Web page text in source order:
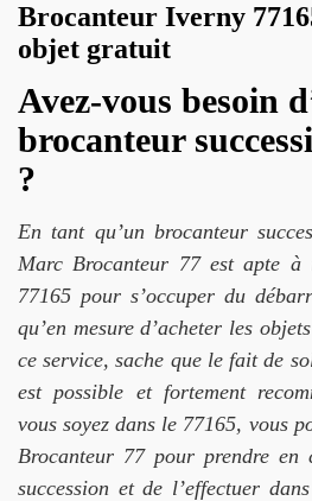
Brocanteur Iverny
objet gratuit
Avez-vous besoin
brocanteur
?
En tant qu’un brocanteur
Marc Brocanteur 77 est apte
77165 pour s’occuper du
qu’en mesure d’acheter les
ce service, sache que le fait de
est possible et fortement
vous soyez dans le 77165, vous
Brocanteur 77 pour prendre en
succession et de l’effectuer